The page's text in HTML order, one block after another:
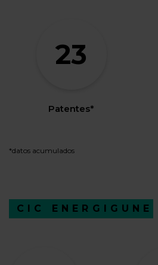
23
Patentes*
*datos acumulados
CIC ENERGIGUNE